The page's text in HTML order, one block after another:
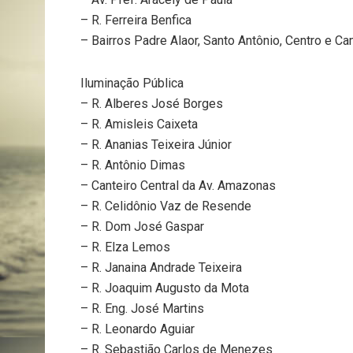
– R. Ferreira Benfica
– Bairros Padre Alaor, Santo Antônio, Centro e
Iluminação Pública
– R. Alberes José Borges
– R. Amisleis Caixeta
– R. Ananias Teixeira Júnior
– R. Antônio Dimas
– Canteiro Central da Av. Amazonas
– R. Celidônio Vaz de Resende
– R. Dom José Gaspar
– R. Elza Lemos
– R. Janaina Andrade Teixeira
– R. Joaquim Augusto da Mota
– R. Eng. José Martins
– R. Leonardo Aguiar
– R. Sebastião Carlos de Menezes